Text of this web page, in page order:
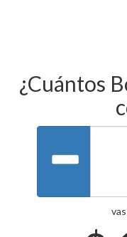
¿Cuántos